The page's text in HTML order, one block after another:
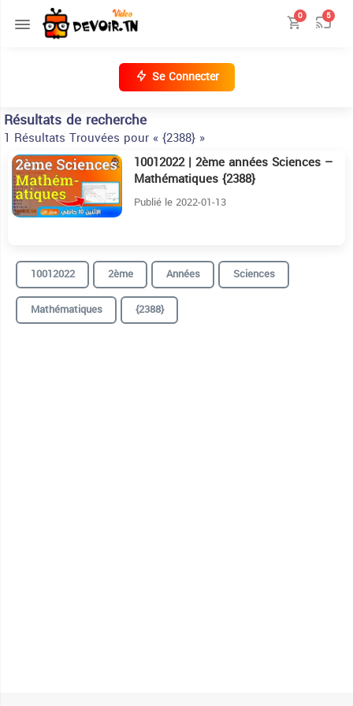
0 5
Se Connecter
Résultats de recherche
1 Résultats Trouvées pour « {2388} »
24:45 10012022 | 2ème années Sciences –
Mathématiques {2388}
Publié le 2022-01-13
10012022 2ème Années
Sciences
Mathématiques
{2388}